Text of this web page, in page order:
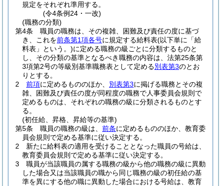
規定をそれぞれ準用する。
(令4条例24・一改)
(職務の分類)
第4条
職員の職務は、その複雑、困難及び責任の度に基づ
き、これを前条第1項各号に規定する給料表(以下単に「給
料表」という。)に定める職務の級ごとに分類するものと
し、その分類の基準となるべき職務の内容は、法第25条第
3項第2号の等級別基準職務表として定める別表第3のとお
りとする。
2
前項に定めるもののほか、 別表第3に掲げる職務とその複
雑、困難及び責任の度が同程度の職務で人事委員会規則で
定めるものは、それぞれの職務の級に分類されるものとす
る。
(初任給、昇格、昇給等の基準)
第5条
職員の職務の級は、 前条に定めるもののほか、教育委
員会規則で定める基準に従い決定する。
2
新たに給料表の適用を受けることとなった職員の号給は、
教育委員会規則で定める基準に従い決定する。
3
職員が当該職員の属する職務の級から他の職務の級に異動
した場合又は当該職員の職から同じ職務の級の初任給の基
準を異にする他の職に異動した場合における号給は、教育